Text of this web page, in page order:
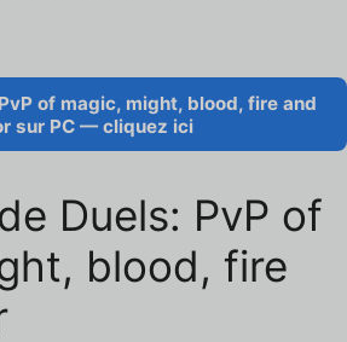
of magic, might, blood, fire and
sur PC — cliquez ici
Duels: PvP of
blood, fire